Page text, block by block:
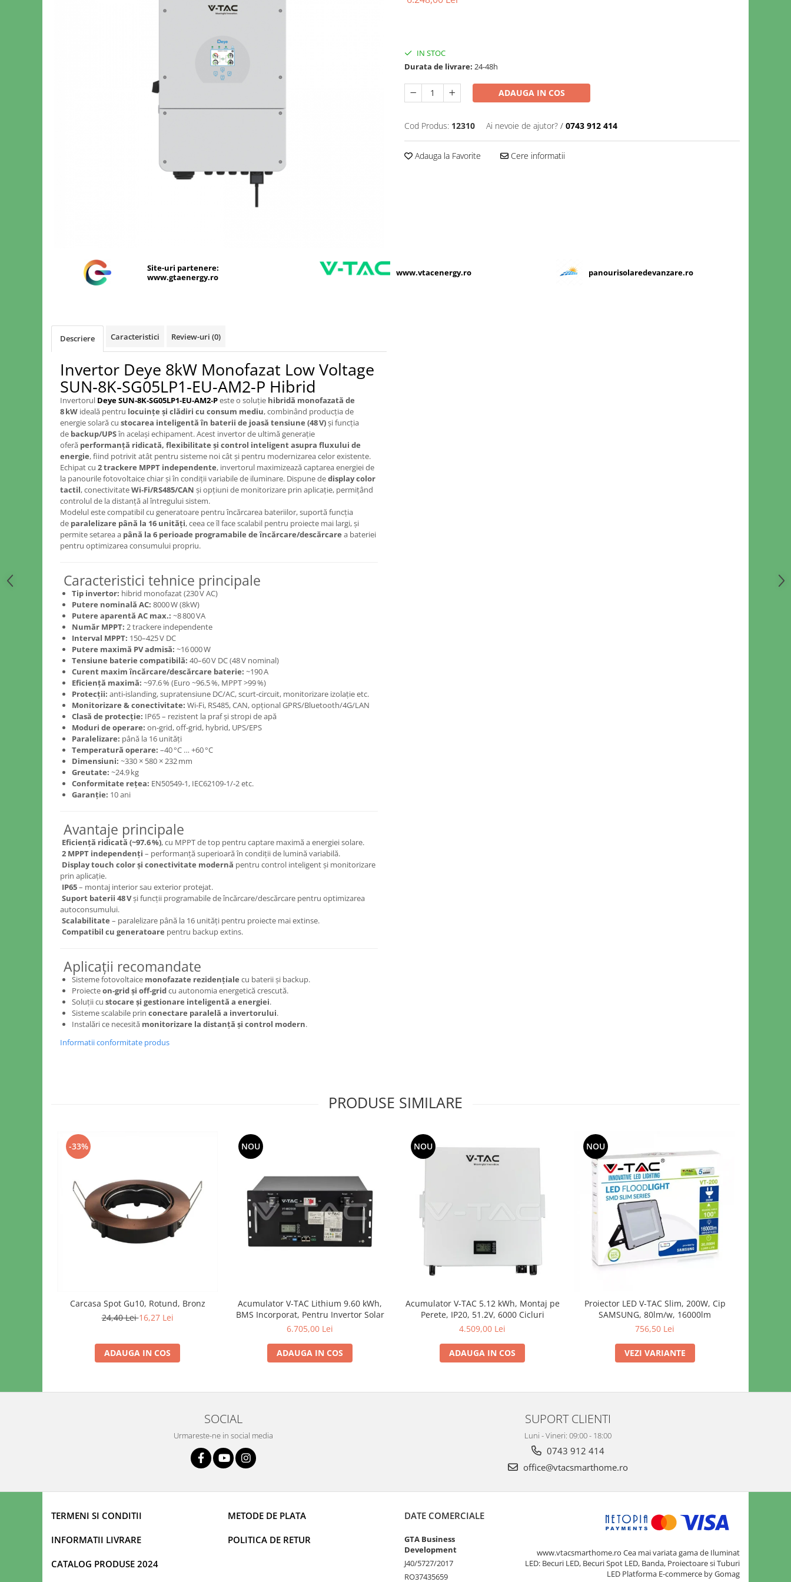
IN STOC
Durata de livrare: 24-48h
ADAUGA IN COS
Cod Produs: 12310 Ai nevoie de ajutor? / 0743 912 414
Adauga la Favorite Cere informatii
Site-uri partenere:
www.gtaenergy.ro
www.vtacenergy.ro panourisolaredevanzare.ro
Descriere Caracteristici Review-uri (0)
Invertor Deye 8kW Monofazat Low Voltage
SUN‑8K‑SG05LP1‑EU-AM2-P Hibrid
Invertorul Deye SUN‑8K‑SG05LP1‑EU‑AM2‑Peste o soluție hibridă monofazată de
8 kW ideală pentru locuințe și clădiri cu consum mediu, combinând producția de
energie solară cu stocarea inteligentă în baterii de joasă tensiune (48 V)și funcția
de backup/UPSîn același echipament. Acest invertor de ultimă generație
oferă performanță ridicată, flexibilitate și control inteligent asupra fluxului de
energie, fiind potrivit atât pentru sisteme noi cât și pentru modernizarea celor existente.
Echipat cu 2 trackere MPPT independente, invertorul maximizează captarea energiei de
la panourile fotovoltaice chiar și în condiții variabile de iluminare. Dispune dedisplay color
tactil, conectivitateWi‑Fi/RS485/CAN și opțiuni de monitorizare prin aplicație, permițând
controlul de la distanță al întregului sistem.
Modelul este compatibil cu generatoare pentru încărcarea bateriilor, suportă funcția
de paralelizare până la 16 unități, ceea ce îl face scalabil pentru proiecte mai largi, și
permite setarea a până la 6 perioade programabile de încărcare/descărcare a bateriei
pentru optimizarea consumului propriu.
Caracteristici tehnice principale
Tip invertor: hibrid monofazat (230 V AC)
Putere nominală AC: 8000 W (8kW)
Putere aparentă AC max.: ~8 800 VA
Număr MPPT: 2 trackere independente
Interval MPPT: 150–425 V DC
Putere maximă PV admisă: ~16 000 W
Tensiune baterie compatibilă: 40–60 V DC (48 V nominal)
Curent maxim încărcare/descărcare baterie: ~190 A
Eficiență maximă: ~97.6 % (Euro ~96.5 %, MPPT >99 %)
Protecții: anti‑islanding, supratensiune DC/AC, scurt‑circuit, monitorizare izolație etc.
Monitorizare & conectivitate: Wi‑Fi, RS485, CAN, opțional GPRS/Bluetooth/4G/LAN
Clasă de protecție: IP65 – rezistent la praf și stropi de apă
Moduri de operare: on‑grid, off‑grid, hybrid, UPS/EPS
Paralelizare: până la 16 unități
Temperatură operare: –40 °C … +60 °C
Dimensiuni: ~330 × 580 × 232 mm
Greutate: ~24.9 kg
Conformitate rețea: EN50549‑1, IEC62109‑1/‑2 etc.
Garanție: 10 ani
Avantaje principale
Eficiență ridicată (~97.6 %), cu MPPT de top pentru captare maximă a energiei solare.
2 MPPT independenți – performanță superioară în condiții de lumină variabilă.
Display touch color și conectivitate modernă pentru control inteligent și monitorizare
prin aplicație.
IP65– montaj interior sau exterior protejat.
Suport baterii 48 Vși funcții programabile de încărcare/descărcare pentru optimizarea
autoconsumului.
Scalabilitate – paralelizare până la 16 unități pentru proiecte mai extinse.
Compatibil cu generatoare pentru backup extins.
Aplicații recomandate
Sisteme fotovoltaice monofazate rezidențiale cu baterii și backup.
Proiecteon‑grid și off‑gridcu autonomia energetică crescută.
Soluții cu stocare și gestionare inteligentă a energiei.
Sisteme scalabile prin conectare paralelă a invertorului.
Instalări ce necesită monitorizare la distanță și control modern.
Informatii conformitate produs
PRODUSE SIMILARE
-33%
Carcasa Spot Gu10, Rotund, Bronz
24,40 Lei16,27 Lei
ADAUGA IN COS
NOU
Acumulator V-TAC Lithium 9.60 kWh,
BMS Incorporat, Pentru Invertor Solar
6.705,00 Lei
ADAUGA IN COS
NOU
Acumulator V-TAC 5.12 kWh, Montaj pe
Perete, IP20, 51.2V, 6000 Cicluri
4.509,00 Lei
ADAUGA IN COS
NOU
Proiector LED V-TAC Slim, 200W, Cip
SAMSUNG, 80lm/w, 16000lm
756,50 Lei
VEZI VARIANTE
SOCIAL
Urmareste-ne in social media
SUPORT CLIENTI
Luni - Vineri: 09:00 - 18:00
0743 912 414
office@vtacsmarthome.ro
TERMENI SI CONDITII
INFORMATII LIVRARE
CATALOG PRODUSE 2024
METODE DE PLATA
POLITICA DE RETUR
DATE COMERCIALE
GTA Business
Development
J40/5727/2017
RO37435659
www.vtacsmarthome.ro Cea mai variata gama de Iluminat
LED: Becuri LED, Becuri Spot LED, Banda, Proiectoare si Tuburi
LED Platforma E-commerce by Gomag